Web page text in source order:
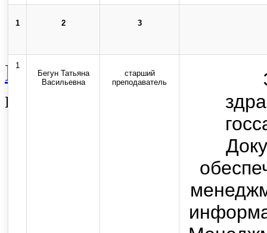
1 2 3
1
Бегун Татьяна
Васильевна
старший
преподаватель
Контакты
педагогических
Copyright © 2013-2025
государственного